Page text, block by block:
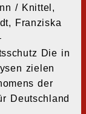
/ Knittel,
Franziska
Die in
zielen
der
Deutschland